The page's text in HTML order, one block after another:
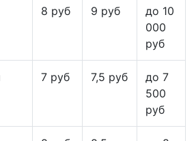
8 руб 9 руб
до 10
000
руб
7 руб 7,5 руб
до 7
500
руб